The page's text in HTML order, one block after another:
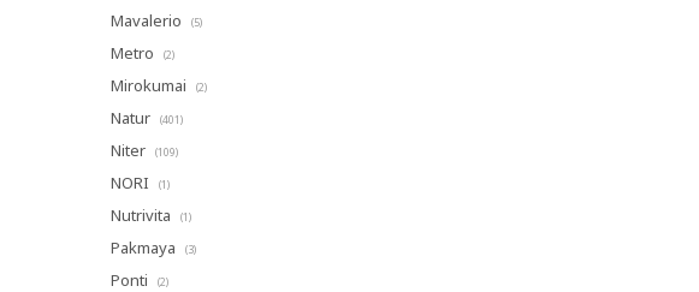
Mavalerio (5)
Metro (2)
Mirokumai (2)
Natur (401)
Niter (109)
NORI (1)
Nutrivita (1)
Pakmaya (3)
Ponti (2)